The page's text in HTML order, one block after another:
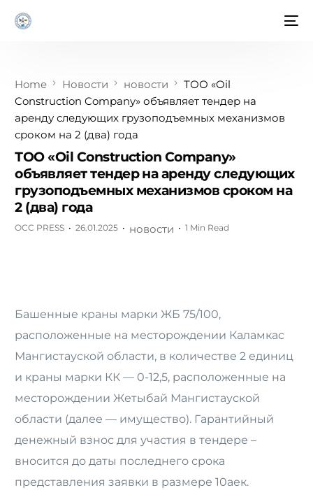
Home Новости новости
ТОО «Oil
Construction Company» объявляет тендер на
аренду следующих грузоподъемных механизмов
сроком на 2 (два) года
ТОО «Oil Construction Company»
объявляет тендер на аренду следующих
грузоподъемных механизмов сроком на
2 (два) года
OCC PRESS 26.01.2025 новости 1 Min Read
Башенные краны марки ЖБ 75/100,
расположенные на месторождении Каламкас
Мангистауской области, в количестве 2 единиц
и краны марки КК — 0-12,5, расположенные на
месторождении Жетыбай Мангистауской
области (далее — имущество). Гарантийный
денежный взнос для участия в тендере –
вносится до даты последнего срока
представления заявки в размере 10аек.
Русский